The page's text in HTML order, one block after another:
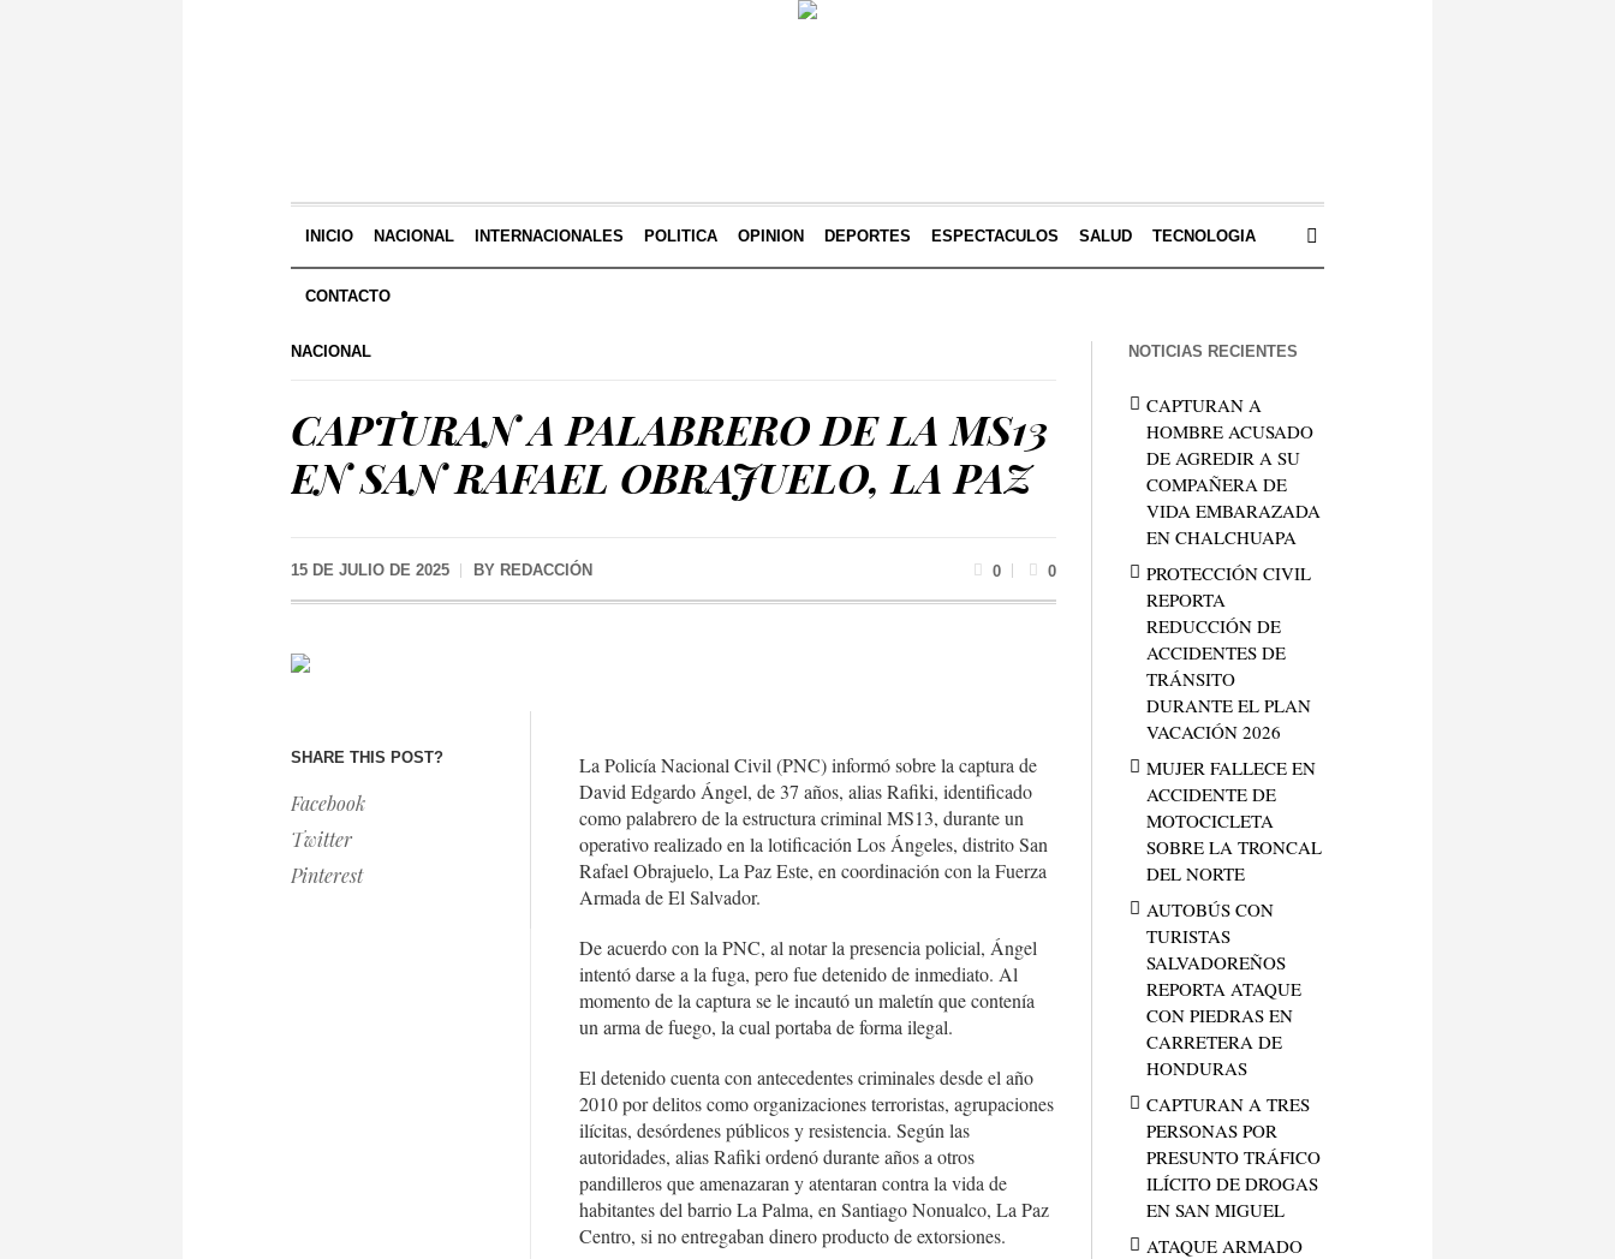
INICIO NACIONAL INTERNACIONALES POLITICA OPINION DEPORTES ESPECTACULOS SALUD TECNOLOGIA
CONTACTO
NACIONAL
CAPTURAN A PALABRERO DE LA MS13
EN SAN RAFAEL OBRAJUELO, LA PAZ
15 DE JULIO DE 2025 BY REDACCIÓN 0 0
SHARE THIS POST?
Facebook
Twitter
Pinterest
La Policía Nacional Civil (PNC) informó sobre la captura de
David Edgardo Ángel, de 37 años, alias Rafiki, identificado
como palabrero de la estructura criminal MS13, durante un
operativo realizado en la lotificación Los Ángeles, distrito San
Rafael Obrajuelo, La Paz Este, en coordinación con la Fuerza
Armada de El Salvador.
De acuerdo con la PNC, al notar la presencia policial, Ángel
intentó darse a la fuga, pero fue detenido de inmediato. Al
momento de la captura se le incautó un maletín que contenía
un arma de fuego, la cual portaba de forma ilegal.
El detenido cuenta con antecedentes criminales desde el año
2010 por delitos como organizaciones terroristas, agrupaciones
ilícitas, desórdenes públicos y resistencia. Según las
autoridades, alias Rafiki ordenó durante años a otros
pandilleros que amenazaran y atentaran contra la vida de
habitantes del barrio La Palma, en Santiago Nonualco, La Paz
Centro, si no entregaban dinero producto de extorsiones.
NOTICIAS RECIENTES
CAPTURAN A
HOMBRE ACUSADO
DE AGREDIR A SU
COMPAÑERA DE
VIDA EMBARAZADA
EN CHALCHUAPA
PROTECCIÓN CIVIL
REPORTA
REDUCCIÓN DE
ACCIDENTES DE
TRÁNSITO
DURANTE EL PLAN
VACACIÓN 2026
MUJER FALLECE EN
ACCIDENTE DE
MOTOCICLETA
SOBRE LA TRONCAL
DEL NORTE
AUTOBÚS CON
TURISTAS
SALVADOREÑOS
REPORTA ATAQUE
CON PIEDRAS EN
CARRETERA DE
HONDURAS
CAPTURAN A TRES
PERSONAS POR
PRESUNTO TRÁFICO
ILÍCITO DE DROGAS
EN SAN MIGUEL
ATAQUE ARMADO